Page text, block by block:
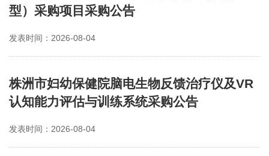
型）采购项目采购公告
发表时间：2026-08-04
株洲市妇幼保健院脑电生物反馈治疗仪及VR
认知能力评估与训练系统采购公告
发表时间：2026-08-04